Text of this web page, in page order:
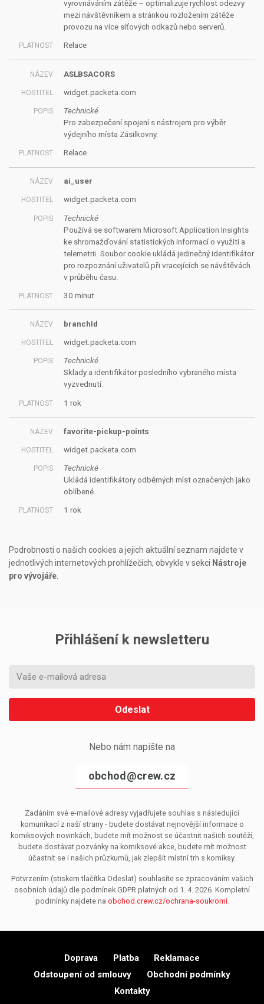
vyrovnáváním zátěže – optimalizuje rychlost odezvy
mezi návštěvníkem a stránkou rozložením zátěže
provozu na více síťových odkazů nebo serverů.
Relace
ASLBSACORS
widget.packeta.com
Technické
Pro zabezpečení spojení s nástrojem pro výběr
výdejního místa Zásilkovny.
Relace
ai_user
widget.packeta.com
Technické
Používá se softwarem Microsoft Application Insights
ke shromažďování statistických informací o využití a
telemetrii. Soubor cookie ukládá jedinečný identifikátor
pro rozpoznání uživatelů při vracejících se návštěvách
v průběhu času.
30 minut
branchId
widget.packeta.com
Technické
Sklady a identifikátor posledního vybraného místa
vyzvednutí.
1 rok
favorite-pickup-points
widget.packeta.com
Technické
Ukládá identifikátory odběrných míst označených jako
oblíbené.
1 rok
Podrobnosti o našich cookies a jejich aktuální seznam najdete v
jednotlivých internetových prohlížečích, obvykle v sekci Nástroje
pro vývojáře
Přihlášení k newsletteru
Odeslat
Nebo nám napište na
obchod@crew.cz
Zadáním své e-mailové adresy vyjadřujete souhlas s následující
komunikací z naší strany - budete dostávat nejnovější informace o
komiksových novinkách, budete mít možnost se účastnit našich soutěží,
budete dostávat pozvánky na komiksové akce, budete mít možnost
účastnit se i našich průzkumů, jak zlepšit místní trh s komiksy.
Potvrzením (stiskem tlačítka Odeslat) souhlasíte se zpracováním vašich
osobních údajů dle podmínek GDPR platných od 1. 4. 2026. Kompletní
podmínky najdete na obchod.crew.cz/ochrana-soukromi.
Doprava Platba
Reklamace
Odstoupení od smlouvy
Obchodní podmínky
Kontakty